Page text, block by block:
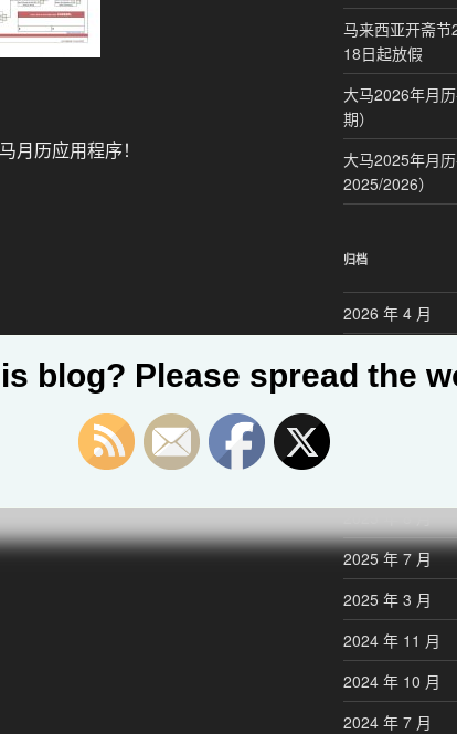
月历应用程序！
马来西亚开斋
18日起放假
大马2026年月
期）
大马2025年月
2025/2026）
归档
2026 年 4 月
2025 年 12 月
2025 年 7 月
2025 年 3 月
2024 年 11 月
2024 年 10 月
2024 年 7 月
blog? Please spread the